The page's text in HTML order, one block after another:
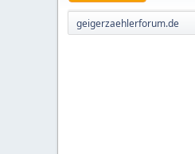
geigerzaehlerforum.de